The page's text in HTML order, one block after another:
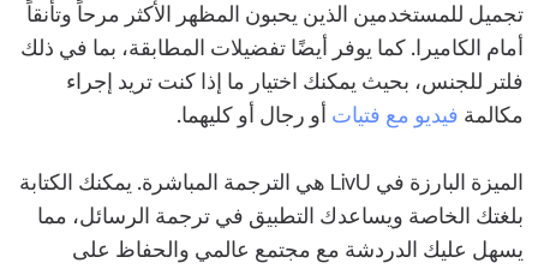
تجميل للمستخدمين الذين يحبون المظهر الأكثر مرحاً وتأنقاً
أمام الكاميرا. كما يوفر أيضًا تفضيلات المطابقة، بما في ذلك
فلتر للجنس، بحيث يمكنك اختيار ما إذا كنت تريد إجراء
مكالمة فيديو مع فتيات أو رجال أو كليهما.
الميزة البارزة في LivU هي الترجمة المباشرة. يمكنك الكتابة
بلغتك الخاصة ويساعدك التطبيق في ترجمة الرسائل، مما
يسهل عليك الدردشة مع مجتمع عالمي والحفاظ على